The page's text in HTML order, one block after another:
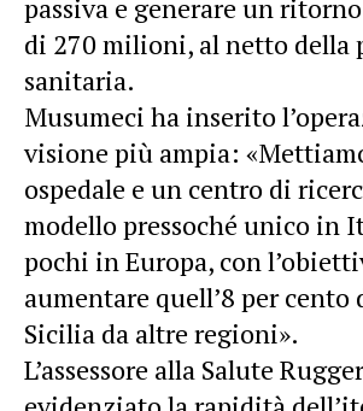
passiva e generare un
di 270 milioni, al netto della
sanitaria.
Musumeci ha inserito
visione più ampia:
ospedale e un centro di
modello pressoché unico in
pochi in Europa, con
aumentare quell’8 per cento
Sicilia da altre regioni».
L’assessore alla Salute